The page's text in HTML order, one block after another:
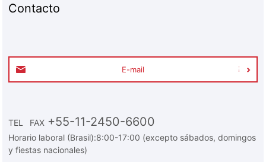
Contacto
E-mail
TEL FAX +55-11-2450-6600
Horario laboral (Brasil):8:00-17:00 (excepto sábados, domingos
y fiestas nacionales)